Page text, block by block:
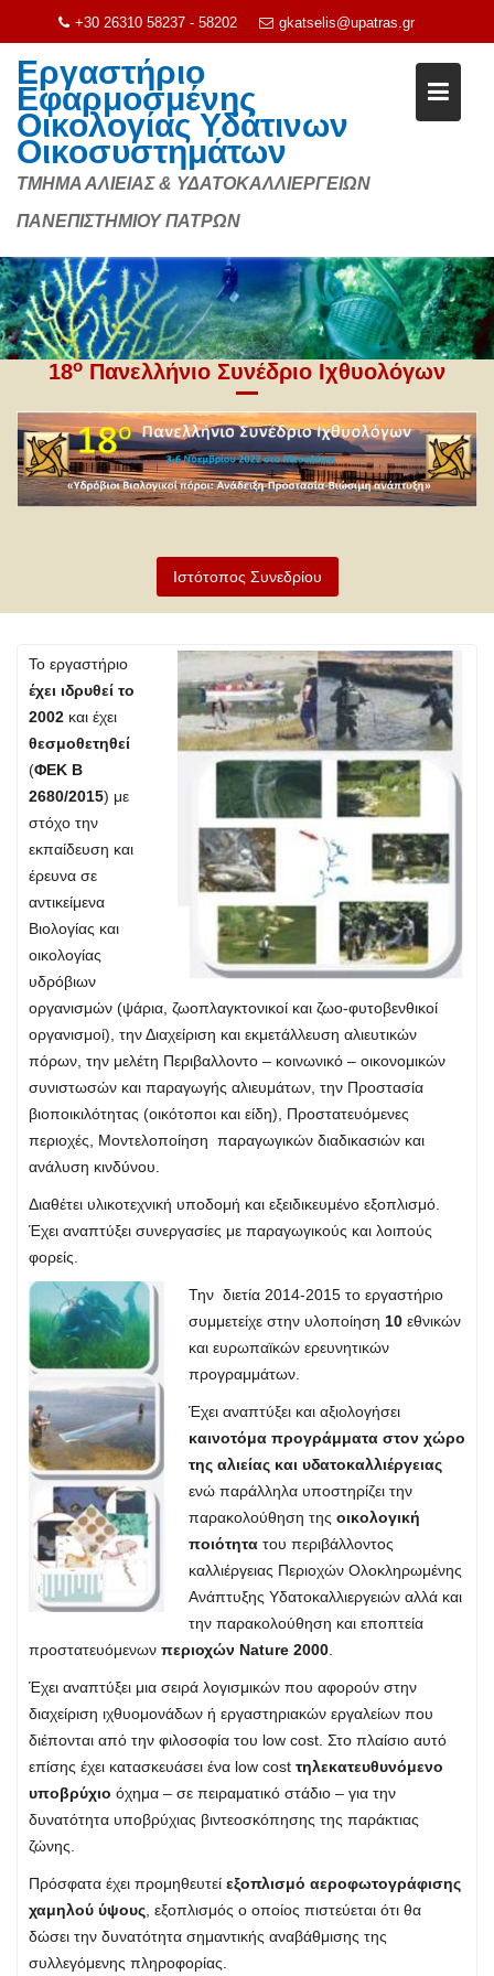
Μεταπηδήστε
στο
περιεχόμενο
+30 26310 58237 - 58202 gkatselis@upatras.gr
Εργαστήριο
Εφαρμοσμένης
Οικολογίας Υδάτινων
Οικοσυστημάτων
ΤΜΗΜΑ ΑΛΙΕΙΑΣ & ΥΔΑΤΟΚΑΛΛΙΕΡΓΕΙΩΝ
ΠΑΝΕΠΙΣΤΗΜΙΟΥ ΠΑΤΡΩΝ
18ο Πανελλήνιο Συνέδριο Ιχθυολόγων
Ιστότοπος Συνεδρίου
Το εργαστήριο
έχει ιδρυθεί το
2002 και έχει
θεσμοθετηθεί
(ΦΕΚ Β
2680/2015) με
στόχο την
εκπαίδευση και
έρευνα σε
αντικείμενα
Βιολογίας και
οικολογίας
υδρόβιων
οργανισμών (ψάρια, ζωοπλαγκτονικοί και ζωο-φυτοβενθικοί
οργανισμοί), την Διαχείριση και εκμετάλλευση αλιευτικών
πόρων, την μελέτη Περιβαλλοντο – κοινωνικό – οικονομικών
συνιστωσών και παραγωγής αλιευμάτων, την Προστασία
βιοποικιλότητας (οικότοποι και είδη), Προστατευόμενες
περιοχές, Μοντελοποίηση παραγωγικών διαδικασιών και
ανάλυση κινδύνου.
Διαθέτει υλικοτεχνική υποδομή και εξειδικευμένο εξοπλισμό.
Έχει αναπτύξει συνεργασίες με παραγωγικούς και λοιπούς
φορείς.
Την διετία 2014-2015 το εργαστήριο
συμμετείχε στην υλοποίηση 10 εθνικών
και ευρωπαϊκών ερευνητικών
προγραμμάτων.
Έχει αναπτύξει και αξιολογήσει
καινοτόμα προγράμματα στον χώρο
της αλιείας και υδατοκαλλιέργειας
ενώ παράλληλα υποστηρίζει την
παρακολούθηση της οικολογική
ποιότητα του περιβάλλοντος
καλλιέργειας Περιοχών Ολοκληρωμένης
Ανάπτυξης Υδατοκαλλιεργειών αλλά και
την παρακολούθηση και εποπτεία
προστατευόμενων περιοχών Nature 2000.
Έχει αναπτύξει μια σειρά λογισμικών που αφορούν στην
διαχείριση ιχθυομονάδων ή εργαστηριακών εργαλείων που
διέπονται από την φιλοσοφία του low cost. Στο πλαίσιο αυτό
επίσης έχει κατασκευάσει ένα low cost τηλεκατευθυνόμενο
υποβρύχιο όχημα – σε πειραματικό στάδιο – για την
δυνατότητα υποβρύχιας βιντεοσκόπησης της παράκτιας
ζώνης.
Πρόσφατα έχει προμηθευτεί εξοπλισμό αεροφωτογράφισης
χαμηλού ύψους, εξοπλισμός ο οποίος πιστεύεται ότι θα
δώσει την δυνατότητα σημαντικής αναβάθμισης της
συλλεγόμενης πληροφορίας.